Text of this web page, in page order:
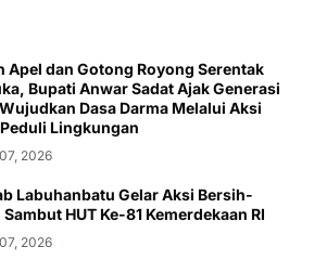
Apel dan Gotong Royong Serentak
Bupati Anwar Sadat Ajak Generasi
Dasa Darma Melalui Aksi
Lingkungan
2026
Labuhanbatu Gelar Aksi Bersih-
HUT Ke-81 Kemerdekaan RI
2026